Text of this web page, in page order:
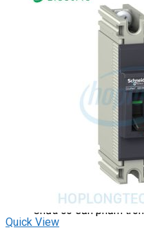
Đèn báo
CHUYỂN MẠCH
Chuyển
Công tắc
Nút nhấn
Phích cắm / Ổ
Chưa có sản phẩm
Quick View